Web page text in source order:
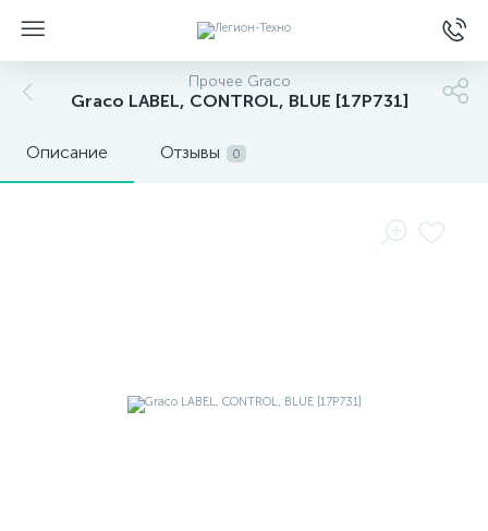
Прочее Graco
Graco LABEL, CONTROL, BLUE [17P731]
Описание Отзывы 0